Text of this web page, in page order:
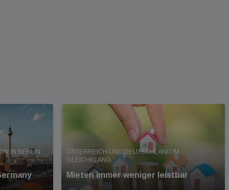
IN BERLIN A
ÖSTERREICH UND DEUTSCHLAND IM
GLEICHKLANG
Mieten immer weniger leistbar